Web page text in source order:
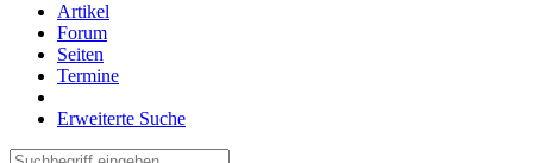
Artikel
Forum
Seiten
Termine
Erweiterte Suche